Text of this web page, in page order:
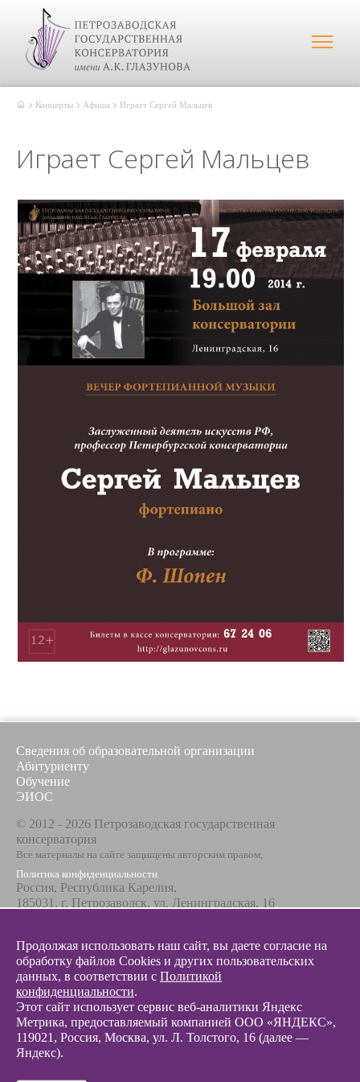
Концерты Афиша Играет Сергей Мальцев
Играет Сергей Мальцев
Сведения об образовательной организации
Абитуриенту
Обучение
ЭИОС
© 2012 - 2026 Петрозаводская государственная
консерватория
Все материалы на сайте защищены авторским правом,
Политика конфиденциальности
Россия, Республика Карелия,
185031, г. Петрозаводск, ул. Ленинградская, 16
+7 8142 67-23-67
Эл. почта
info@glazunovcons.ru
© 2012 - 2026 Разработка и поддержка сайта ООО «
Продолжая использовать наш сайт, вы даете согласие на
обработку файлов Cookies и других пользовательских
данных, в соответствии с Политикой
конфиденциальности.
Этот сайт использует сервис веб-аналитики Яндекс
Метрика, предоставляемый компанией ООО «ЯНДЕКС»,
119021, Россия, Москва, ул. Л. Толстого, 16 (далее —
Яндекс).